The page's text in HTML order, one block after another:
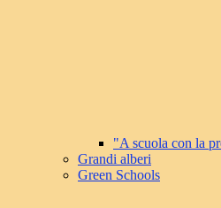
"A scuola con la
Grandi alberi
Green Schools